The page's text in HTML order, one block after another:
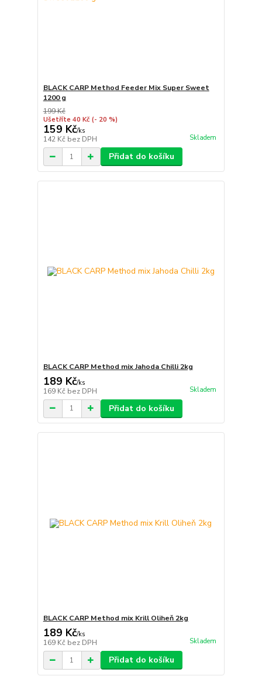
BLACK CARP Method Feeder Mix Super Sweet
1200 g
199 Kč
Ušetříte 40 Kč (- 20 %)
159 Kč/ks
142 Kč bez DPH Skladem
Přidat do košíku
BLACK CARP Method mix Jahoda Chilli 2kg
189 Kč/ks
169 Kč bez DPH Skladem
Přidat do košíku
BLACK CARP Method mix Krill Oliheň 2kg
189 Kč/ks
169 Kč bez DPH Skladem
Přidat do košíku